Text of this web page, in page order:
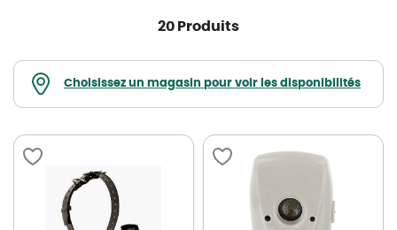
20 Produits
Choisissez un magasin pour voir les disponibilités